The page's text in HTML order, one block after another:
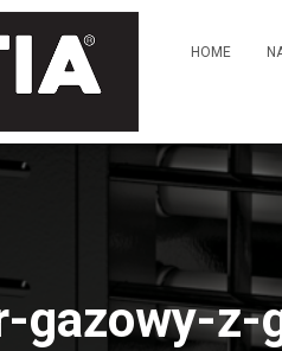
HOME
gazowy-